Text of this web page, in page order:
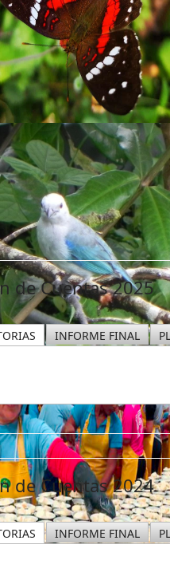
de Cuentas 2025
INFORME FINAL
de Cuentas 2024
INFORME FINAL